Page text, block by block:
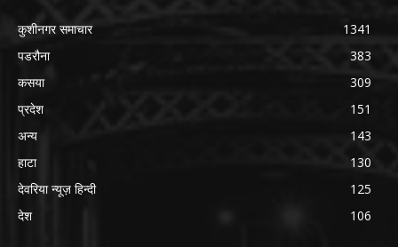
कुशीनगर समाचार
1341
पडरौना
383
कसया
309
प्रदेश
151
अन्य
143
हाटा
130
देवरिया न्यूज़ हिन्दी
125
देश
106